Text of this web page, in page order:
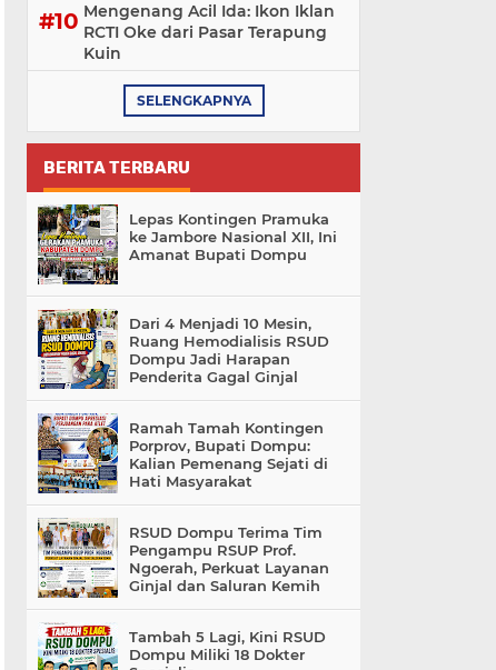
Mengenang Acil Ida: Ikon Iklan
RCTI Oke dari Pasar Terapung
Kuin
SELENGKAPNYA
BERITA TERBARU
Lepas Kontingen Pramuka
ke Jambore Nasional XII, Ini
Amanat Bupati Dompu
Dari 4 Menjadi 10 Mesin,
Ruang Hemodialisis RSUD
Dompu Jadi Harapan
Penderita Gagal Ginjal
Ramah Tamah Kontingen
Porprov, Bupati Dompu:
Kalian Pemenang Sejati di
Hati Masyarakat
RSUD Dompu Terima Tim
Pengampu RSUP Prof.
Ngoerah, Perkuat Layanan
Ginjal dan Saluran Kemih
Tambah 5 Lagi, Kini RSUD
Dompu Miliki 18 Dokter